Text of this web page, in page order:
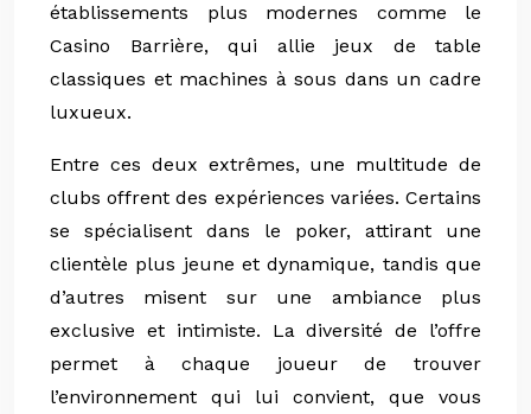
établissements plus modernes comme le
Casino Barrière, qui allie jeux de table
classiques et machines à sous dans un cadre
luxueux.
Entre ces deux extrêmes, une multitude de
clubs offrent des expériences variées. Certains
se spécialisent dans le poker, attirant une
clientèle plus jeune et dynamique, tandis que
d’autres misent sur une ambiance plus
exclusive et intimiste. La diversité de l’offre
permet à chaque joueur de trouver
l’environnement qui lui convient, que vous